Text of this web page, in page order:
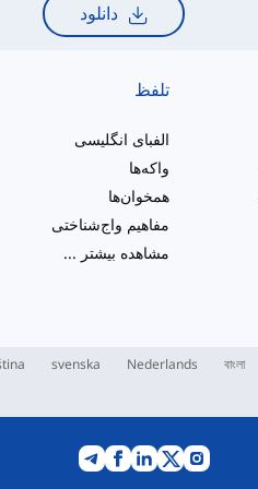
دانلود
تلفظ
الفبای انگلیسی
واکه‌ها
همخوان‌ها
مفاهیم واج‌شناختی
مشاهده بیشتر ...
বাংলা
Nederlands
svenska